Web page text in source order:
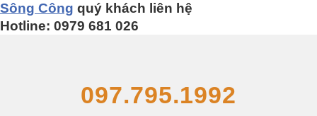
Sông Công quý khách liên hệ
Hotline: 0979 681 026
097.795.1992